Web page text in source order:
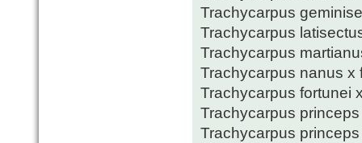
Trachycarpus
Trachycarpus
Trachycarpus
Trachycarpus nanus x
Trachycarpus fortunei
Trachycarpus princeps
Trachycarpus